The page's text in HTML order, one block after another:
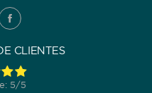
CLIENTES
5/5